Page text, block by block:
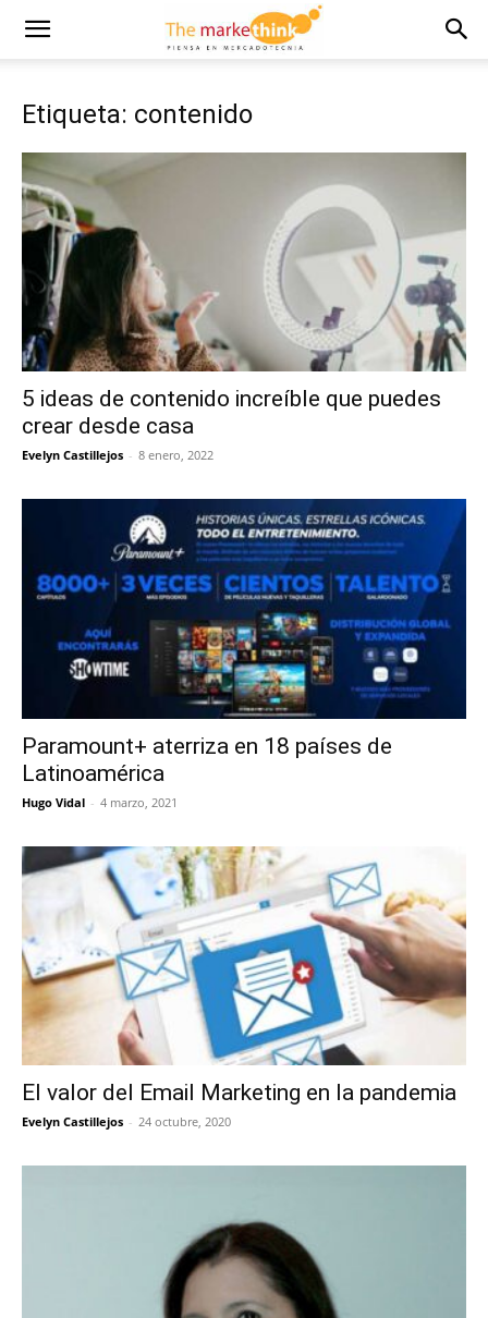
Etiqueta: contenido
5 ideas de contenido increíble que puedes
crear desde casa
Evelyn Castillejos - 8 enero, 2022
Paramount+ aterriza en 18 países de
Latinoamérica
Hugo Vidal - 4 marzo, 2021
El valor del Email Marketing en la pandemia
Evelyn Castillejos - 24 octubre, 2020